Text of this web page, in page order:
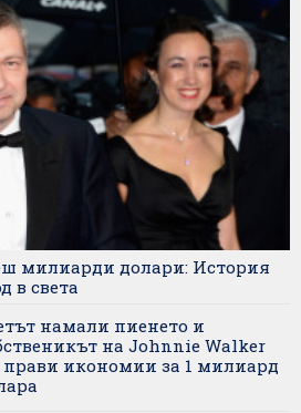
милиарди долари: История
в света
намали пиенето и
на Johnnie Walker
икономии за 1 милиард